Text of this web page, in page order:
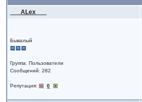
___ALex___
Бывалый
Группа: Пользователи
Сообщений: 282
Репутация: 0